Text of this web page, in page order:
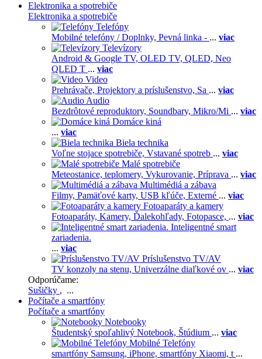
Elektronika a spotrebiče
Elektronika a spotrebiče
Telefóny
Mobilné telefóny / Doplnky, Pevná linka - ... viac
Televízory
Android & Google TV, OLED TV, QLED, Neo
QLED T ... viac
Video
Prehrávače, Projektory a príslušenstvo, Sa ... viac
Audio
Bezdrôtové reproduktory, Soundbary, Mikro/Mi ... viac
Domáce kiná
... viac
Biela technika
Voľne stojace spotrebiče, Vstavané spotreb ... viac
Malé spotrebiče
Meteostanice, teplomery, Vykurovanie, Príprava ... viac
Multimédiá a zábava
Filmy, Pamäťové karty, USB kľúče, Externé ... viac
Fotoaparáty a kamery
Fotoaparáty, Kamery, Ďalekohľady, Fotopasce, ... viac
Inteligentné smart
zariadenia.
... viac
Príslušenstvo TV/AV
TV konzoly na stenu, Univerzálne diaľkové ov ... viac
Odporúčame:
Sušičky , ...
Počítače a smartfóny
Počítače a smartfóny
Notebooky
Študentský spoľahlivý Notebook, Štúdium ... viac
Mobilné Telefóny
smartfóny Samsung, iPhone, smartfóny Xiaomi, t ...